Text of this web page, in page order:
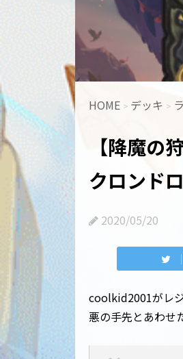
HOME > デッキ >
【降魔
クロンド
2020/05/20
coolkid2001がレ
悪の手先とあわせ